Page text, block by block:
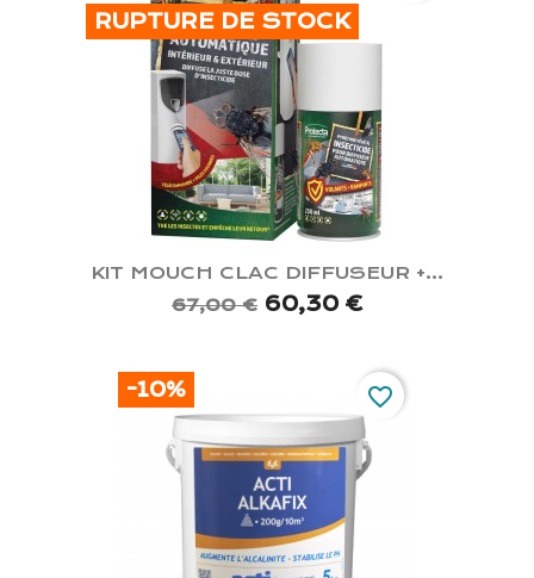
KIT MOUCH CLAC DIFFUSEUR +...
67,00 € 60,30 €
RUPTURE DE STOCK
-10% favorite_border